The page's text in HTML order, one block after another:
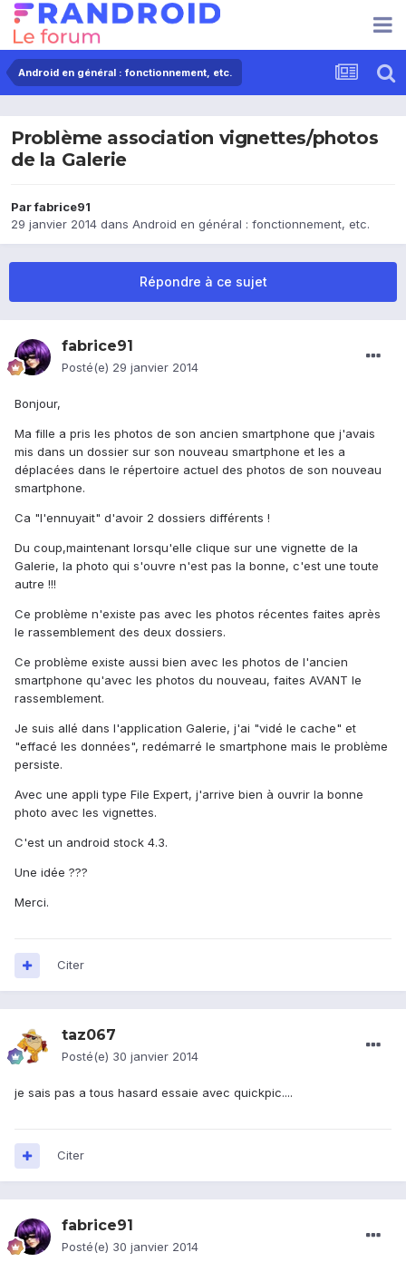
Android en général : fonctionnement, etc.
Problème association vignettes/photos
de la Galerie
Parfabrice91
29 janvier 2014 dans Android en général : fonctionnement, etc.
Répondre à ce sujet
fabrice91
Posté(e) 29 janvier 2014
Bonjour,
Ma fille a pris les photos de son ancien smartphone que j'avais
mis dans un dossier sur son nouveau smartphone et les a
déplacées dans le répertoire actuel des photos de son nouveau
smartphone.
Ca "l'ennuyait" d'avoir 2 dossiers différents !
Du coup,maintenant lorsqu'elle clique sur une vignette de la
Galerie, la photo qui s'ouvre n'est pas la bonne, c'est une toute
autre !!!
Ce problème n'existe pas avec les photos récentes faites après
le rassemblement des deux dossiers.
Ce problème existe aussi bien avec les photos de l'ancien
smartphone qu'avec les photos du nouveau, faites AVANT le
rassemblement.
Je suis allé dans l'application Galerie, j'ai "vidé le cache" et
"effacé les données", redémarré le smartphone mais le problème
persiste.
Avec une appli type File Expert, j'arrive bien à ouvrir la bonne
photo avec les vignettes.
C'est un android stock 4.3.
Une idée ???
Merci.
Citer
taz067
Posté(e) 30 janvier 2014
je sais pas a tous hasard essaie avec quickpic....
Citer
fabrice91
Posté(e) 30 janvier 2014